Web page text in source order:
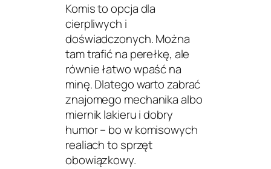
Komis to opcja dla
cierpliwych i
doświadczonych. Można
tam trafić na perełkę, ale
równie łatwo wpaść na
minę. Dlatego warto zabrać
znajomego mechanika albo
miernik lakieru i dobry
humor – bo w komisowych
realiach to sprzęt
obowiązkowy.